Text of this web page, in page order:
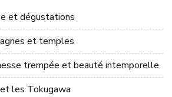
et dégustations
et temples
trempée et beauté intemporelle
les Tokugawa